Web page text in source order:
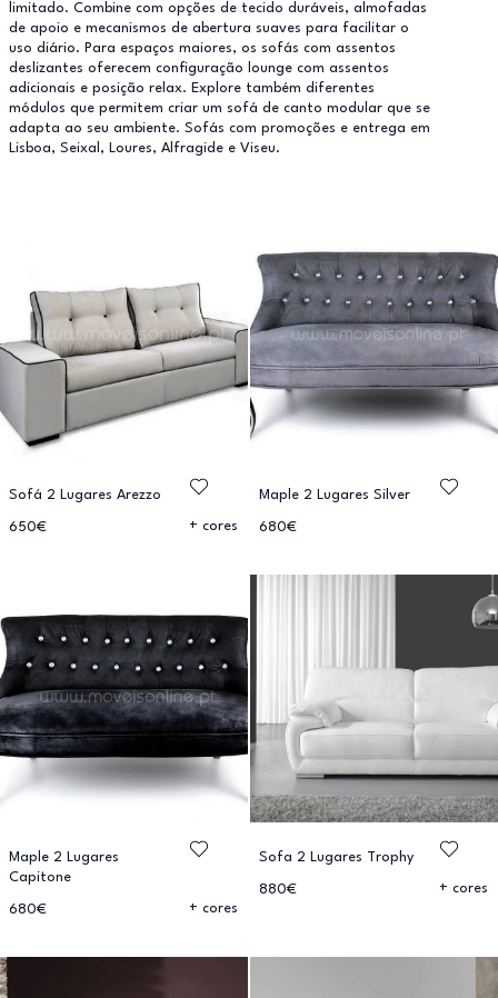
limitado. Combine com opções de tecido duráveis, almofadas
de apoio e mecanismos de abertura suaves para facilitar o
uso diário. Para espaços maiores, os sofás com assentos
deslizantes oferecem configuração lounge com assentos
adicionais e posição relax. Explore também diferentes
módulos que permitem criar um sofá de canto modular que se
adapta ao seu ambiente. Sofás com promoções e entrega em
Lisboa, Seixal, Loures, Alfragide e Viseu.
Sofá 2 Lugares Arezzo
650€ + cores
Maple 2 Lugares Silver
680€
Maple 2 Lugares
Capitone
680€ + cores
Sofa 2 Lugares Trophy
880€ + cores